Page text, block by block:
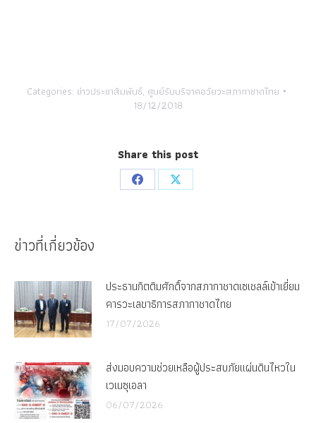
Categories: ข่าวประชาสัมพันธ์, ศูนย์รับบริจาคอวัยวะสภากาชาดไทย
18/12/2018
Share this post
Share
Share
ข่าวที่เกี่ยวข้อง
ประธานกิตติมศักดิ์จากสภากาชาดเซเชลล์เข้าเยี่ยม
คารวะเลขาธิการสภากาชาดไทย
17/07/2026
ส่งมอบความช่วยเหลือผู้ประสบภัยแผ่นดินไหวใน
เวเนซุเอลา
06/07/2026